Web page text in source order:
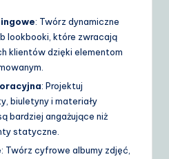
: Twórz dynamiczne
lookbooki, które zwracają
klientów dzięki elementom
: Projektuj
biuletyny i materiały
bardziej angażujące niż
statyczne.
: Twórz cyfrowe albumy zdjęć,